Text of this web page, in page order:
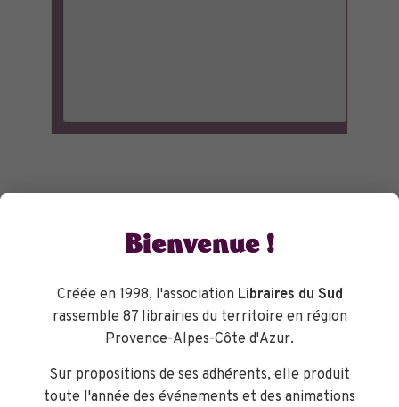
Bienvenue !
Créée en 1998, l'association Libraires du Sud
rassemble 87 librairies du territoire en région
Provence-Alpes-Côte d'Azur.
Sur propositions de ses adhérents, elle produit
toute l'année des événements et des animations